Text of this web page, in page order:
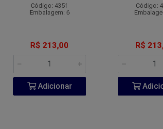
Código: 4351
Embalagem: 6
R$ 213,00
Adicionar
Código:
R$